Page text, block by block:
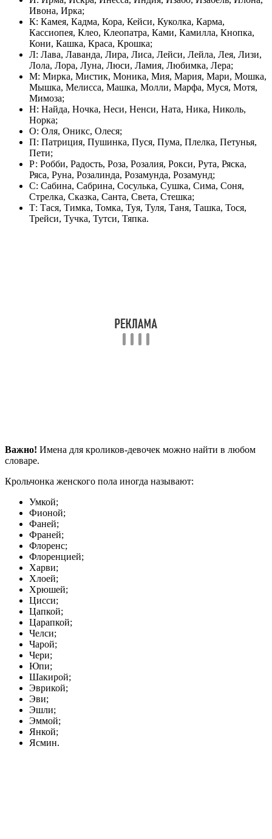
Ивона, Ирка;
К: Камея, Кадма, Кора, Кейси, Куколка, Карма,
Кассиопея, Клео, Клеопатра, Ками, Камилла, Кнопка,
Кони, Кашка, Краса, Крошка;
Л: Лава, Лаванда, Лира, Лиса, Лейси, Лейла, Лея, Лизи,
Лола, Лора, Луна, Люси, Ламия, Любимка, Лера;
М: Мирка, Мистик, Моника, Мия, Мария, Мари, Мошка,
Мышка, Мелисса, Машка, Молли, Марфа, Муся, Мотя,
Мимоза;
Н: Найда, Ночка, Неси, Ненси, Ната, Ника, Николь,
Норка;
О: Оля, Оникс, Олеся;
П: Патриция, Пушинка, Пуся, Пума, Плелка, Петунья,
Пети;
Р: Робби, Радость, Роза, Розалия, Рокси, Рута, Ряска,
Ряса, Руна, Розалинда, Розамунда, Розамунд;
С: Сабина, Сабрина, Сосулька, Сушка, Сима, Соня,
Стрелка, Сказка, Санта, Света, Стешка;
Т: Тася, Тимка, Томка, Туя, Туля, Таня, Ташка, Тося,
Трейси, Тучка, Тутси, Тяпка.
Важно! Имена для кроликов-девочек можно найти в любом
словаре.
Крольчонка женского пола иногда называют:
Умкой;
Фионой;
Фаней;
Франей;
Флоренс;
Флоренцией;
Харви;
Хлоей;
Хрюшей;
Цисси;
Цапкой;
Царапкой;
Челси;
Чарой;
Чери;
Юпи;
Шакирой;
Эврикой;
Эви;
Эшли;
Эммой;
Янкой;
Ясмин.